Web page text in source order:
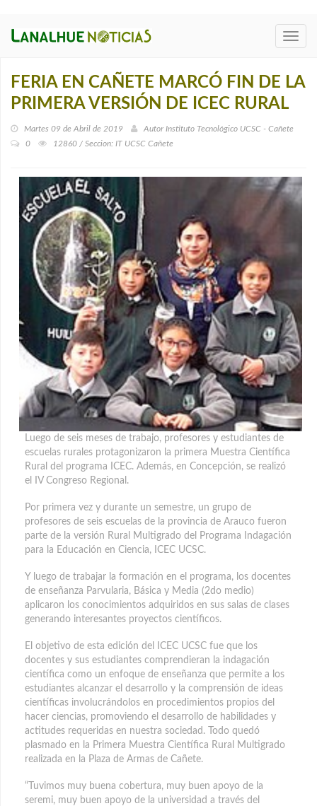
FERIA EN CAÑETE MARCÓ FIN DE LA
PRIMERA VERSIÓN DE ICEC RURAL
Martes 09 de Abril de 2019 Autor Instituto Tecnológico UCSC - Cañete
0
12860 / Seccion: IT UCSC Cañete
Luego de seis meses de trabajo, profesores y estudiantes de
escuelas rurales protagonizaron la primera Muestra Científica
Rural del programa ICEC. Además, en Concepción, se realizó
el IV Congreso Regional.
Por primera vez y durante un semestre, un grupo de
profesores de seis escuelas de la provincia de Arauco fueron
parte de la versión Rural Multigrado del Programa Indagación
para la Educación en Ciencia, ICEC UCSC.
Y luego de trabajar la formación en el programa, los docentes
de enseñanza Parvularia, Básica y Media (2do medio)
aplicaron los conocimientos adquiridos en sus salas de clases
generando interesantes proyectos científicos.
El objetivo de esta edición del ICEC UCSC fue que los
docentes y sus estudiantes comprendieran la indagación
científica como un enfoque de enseñanza que permite a los
estudiantes alcanzar el desarrollo y la comprensión de ideas
científicas involucrándolos en procedimientos propios del
hacer ciencias, promoviendo el desarrollo de habilidades y
actitudes requeridas en nuestra sociedad. Todo quedó
plasmado en la Primera Muestra Científica Rural Multigrado
realizada en la Plaza de Armas de Cañete.
“Tuvimos muy buena cobertura, muy buen apoyo de la
seremi, muy buen apoyo de la universidad a través del